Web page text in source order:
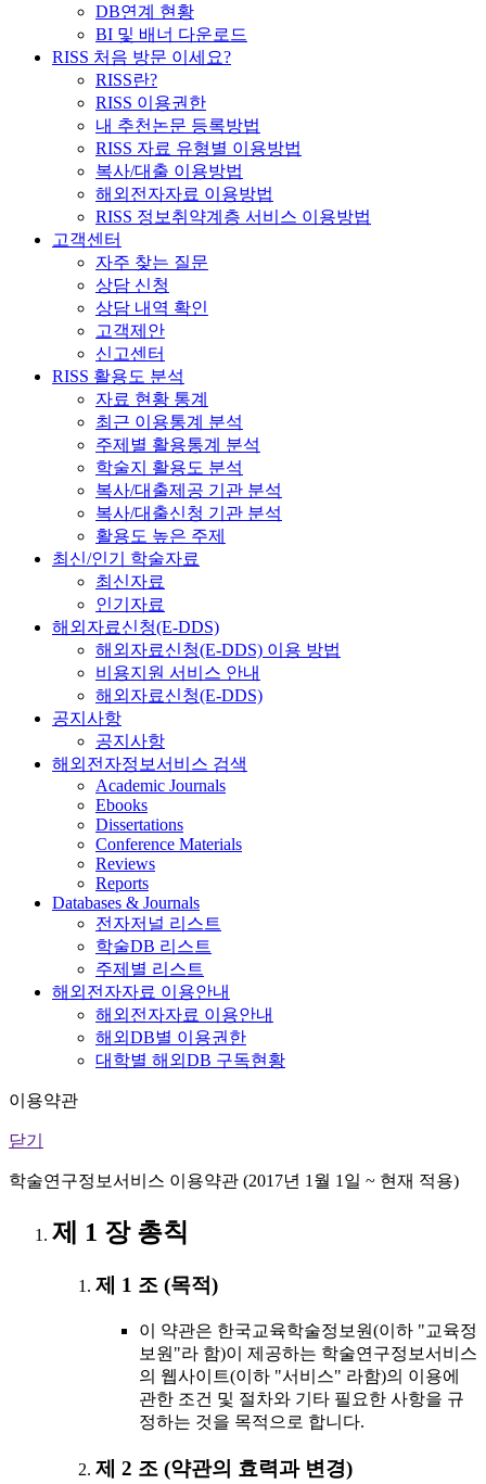
DB연계 현황
BI 및 배너 다운로드
RISS 처음 방문 이세요?
RISS란?
RISS 이용권한
내 추천논문 등록방법
RISS 자료 유형별 이용방법
복사/대출 이용방법
해외전자자료 이용방법
RISS 정보취약계층 서비스 이용방법
고객센터
자주 찾는 질문
상담 신청
상담 내역 확인
고객제안
신고센터
RISS 활용도 분석
자료 현황 통계
최근 이용통계 분석
주제별 활용통계 분석
학술지 활용도 분석
복사/대출제공 기관 분석
복사/대출신청 기관 분석
활용도 높은 주제
최신/인기 학술자료
최신자료
인기자료
해외자료신청(E-DDS)
해외자료신청(E-DDS) 이용 방법
비용지원 서비스 안내
해외자료신청(E-DDS)
공지사항
공지사항
해외전자정보서비스 검색
Academic Journals
Ebooks
Dissertations
Conference Materials
Reviews
Reports
Databases & Journals
전자저널 리스트
학술DB 리스트
주제별 리스트
해외전자자료 이용안내
해외전자자료 이용안내
해외DB별 이용권한
대학별 해외DB 구독현황
이용약관
닫기
학술연구정보서비스 이용약관 (2017년 1월 1일 ~ 현재 적용)
제 1 장 총칙
제 1 조 (목적)
이 약관은 한국교육학술정보원(이하 "교육정
보원"라 함)이 제공하는 학술연구정보서비스
의 웹사이트(이하 "서비스" 라함)의 이용에
관한 조건 및 절차와 기타 필요한 사항을 규
정하는 것을 목적으로 합니다.
제 2 조 (약관의 효력과 변경)